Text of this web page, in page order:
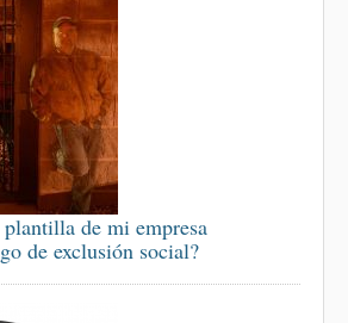
de mi empresa
de exclusión social?